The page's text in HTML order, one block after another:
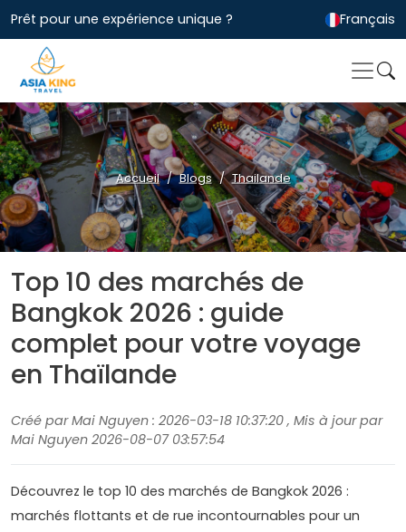
Prêt pour une expérience unique ? Français
Accueil Blogs Thailande
Top 10 des marchés de
Bangkok 2026 : guide
complet pour votre voyage
en Thaïlande
Créé par Mai Nguyen : 2026-03-18 10:37:20 , Mis à jour par
Mai Nguyen 2026-08-07 03:57:54
Découvrez le top 10 des marchés de Bangkok 2026 :
marchés flottants et de rue incontournables pour un